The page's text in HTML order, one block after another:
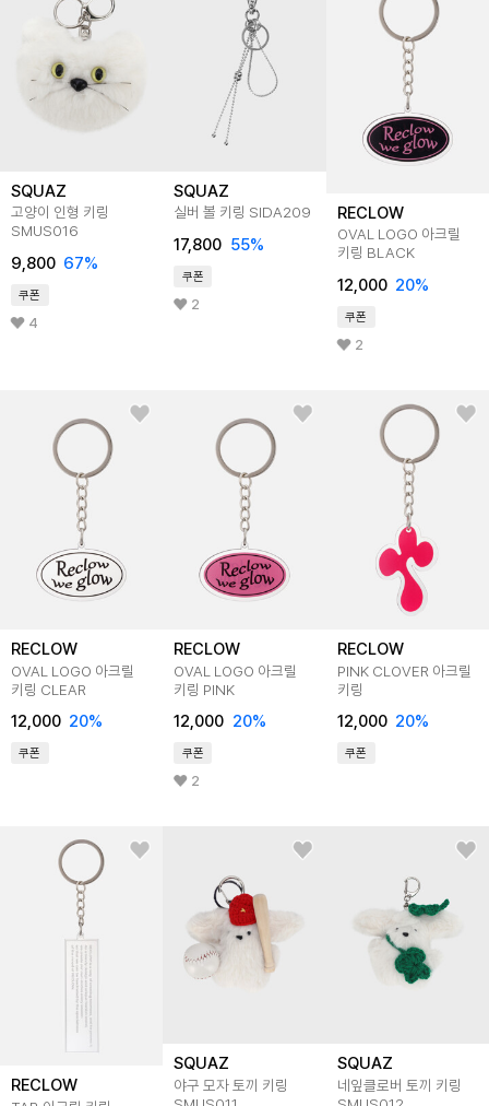
SQUAZ
고양이 인형 키링
SMUS016
9,800 67%
쿠폰
4
SQUAZ
실버 볼 키링 SIDA209
17,800 55%
쿠폰
2
RECLOW
OVAL LOGO 아크릴
키링 BLACK
12,000 20%
쿠폰
2
RECLOW
OVAL LOGO 아크릴
키링 CLEAR
12,000 20%
쿠폰
RECLOW
OVAL LOGO 아크릴
키링 PINK
12,000 20%
쿠폰
2
RECLOW
PINK CLOVER 아크릴
키링
12,000 20%
쿠폰
RECLOW
SQUAZ
야구 모자 토끼 키링
SQUAZ
네잎클로버 토끼 키링